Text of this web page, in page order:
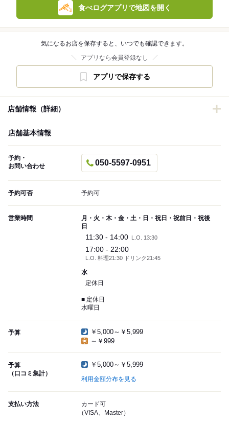
食べログアプリで地図を開く
気になるお店を保存すると、いつでも確認できます。
アプリなら会員登録なし
アプリで保存する
店舗情報（詳細）
店舗基本情報
予約・
お問い合わせ
050-5597-0951
予約可否 予約可
営業時間
月・火・木・金・土・日・祝日・祝前日・祝後
日
11:30 - 14:00 L.O. 13:30
17:00 - 22:00
L.O. 料理21:30 ドリンク21:45
水
定休日
■ 定休日
水曜日
予算
￥5,000～￥5,999
～￥999
予算
（口コミ集計）
￥5,000～￥5,999
利用金額分布を見る
支払い方法
カード可
（VISA、Master）